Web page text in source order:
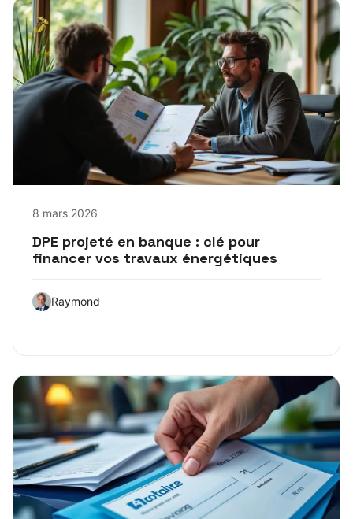
8 mars 2026
DPE projeté en banque : clé pour
financer vos travaux énergétiques
Raymond